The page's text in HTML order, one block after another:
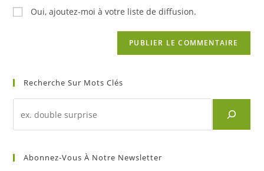
Oui, ajoutez-moi à votre liste de diffusion.
Recherche Sur Mots Clés
d'un
mots
Abonnez-Vous À Notre Newsletter